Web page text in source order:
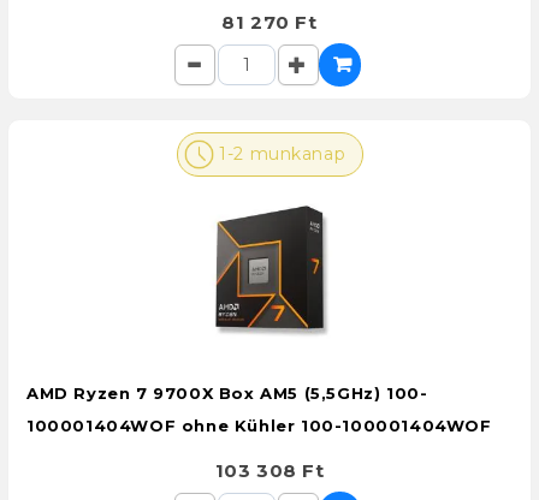
81 270 Ft
1-2 munkanap
AMD Ryzen 7 9700X Box AM5 (5,5GHz) 100-
100001404WOF ohne Kühler 100-100001404WOF
103 308 Ft